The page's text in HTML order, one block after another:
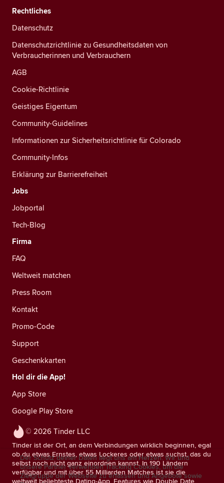
© 2026 Tinder LLC
Tinder ist der Ort, an dem Verbindungen wirklich beginnen, egal
ob du etwas Ernstes, etwas Lockeres oder etwas suchst, das du
selbst noch nicht ganz einordnen kannst. In 190 Ländern
verfügbar und mit über 55 Milliarden Matches ist sie die
weltweit beliebteste Dating-App. Features wie Double Date,
Rechtliches
Datenschutz
Datenschutzrichtlinie zu Gesundheitsdaten von
Verbraucherinnen und Verbrauchern
AGB
Cookie-Richtlinie
Geistiges Eigentum
Community-Guidelines
Informationen zur Sicherheitsrichtlinie für Colorado
Community-Infos
Erklärung zur Barrierefreiheit
Jobs
Jobportal
Tech-Blog
Firma
FAQ
Weltweit matchen
Press Room
Kontakt
Promo-Code
Support
Geschenkkarten
Hol dir die App!
App Store
Google Play Store
Der Schutz deiner Daten liegt uns am Herzen. Wir und
unsere Partner verwenden Tracking Cookies, um die
Zielgruppe der Webseite zu erfassen und Angebote sowie